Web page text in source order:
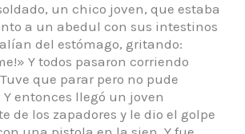
un chico joven, que estaba
a un abedul con sus intestinos
del estómago, gritando:
Y todos pasaron corriendo
Tuve que parar pero no pude
Y entonces llegó un joven
de los zapadores y le dio el golpe